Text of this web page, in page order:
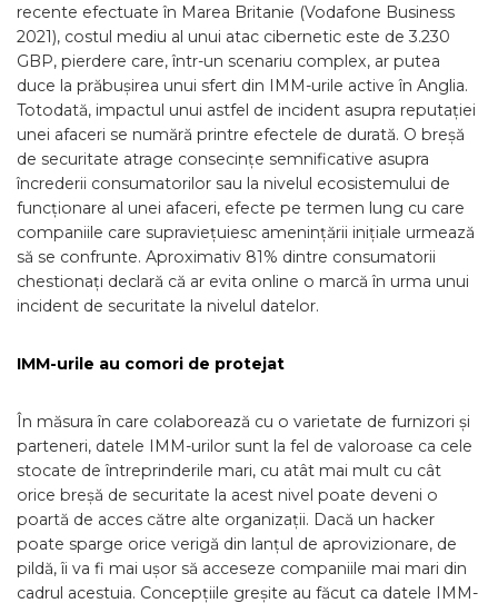
recente efectuate în Marea Britanie (Vodafone Business
2021), costul mediu al unui atac cibernetic este de 3.230
GBP, pierdere care, într-un scenariu complex, ar putea
duce la prăbușirea unui sfert din IMM-urile active în Anglia.
Totodată, impactul unui astfel de incident asupra reputației
unei afaceri se numără printre efectele de durată. O breșă
de securitate atrage consecințe semnificative asupra
încrederii consumatorilor sau la nivelul ecosistemului de
funcționare al unei afaceri, efecte pe termen lung cu care
companiile care supraviețuiesc amenințării inițiale urmează
să se confrunte. Aproximativ 81% dintre consumatorii
chestionați declară că ar evita online o marcă în urma unui
incident de securitate la nivelul datelor.
IMM-urile au comori de protejat
În măsura în care colaborează cu o varietate de furnizori și
parteneri, datele IMM-urilor sunt la fel de valoroase ca cele
stocate de întreprinderile mari, cu atât mai mult cu cât
orice breșă de securitate la acest nivel poate deveni o
poartă de acces către alte organizații. Dacă un hacker
poate sparge orice verigă din lanțul de aprovizionare, de
pildă, îi va fi mai ușor să acceseze companiile mai mari din
cadrul acestuia. Concepțiile greșite au făcut ca datele IMM-